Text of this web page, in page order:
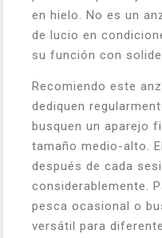
en hielo. No es un
de lucio en
su función con
Recomiendo este
dediquen
busquen un aparejo
tamaño medio-alto.
después de cada
considerablemente.
pesca ocasional o
versátil para